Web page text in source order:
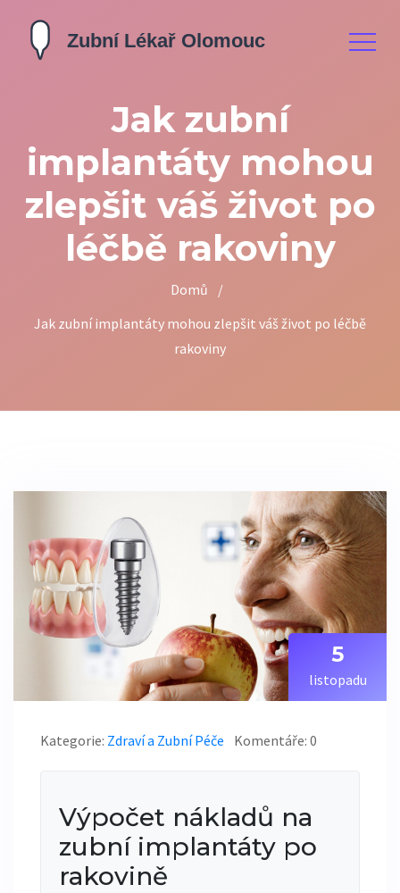
Jak zubní
implantáty mohou
zlepšit váš život po
léčbě rakoviny
Domů
/
Jak zubní implantáty mohou zlepšit váš život po léčbě
rakoviny
5
listopadu
Kategorie: Zdraví a Zubní Péče Komentáře: 0
Výpočet nákladů na
zubní implantáty po
rakovině